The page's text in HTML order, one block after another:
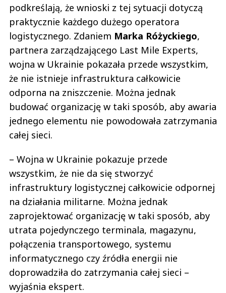
podkreślają, że wnioski z tej sytuacji dotyczą
praktycznie każdego dużego operatora
logistycznego. Zdaniem Marka Różyckiego,
partnera zarządzającego Last Mile Experts,
wojna w Ukrainie pokazała przede wszystkim,
że nie istnieje infrastruktura całkowicie
odporna na zniszczenie. Można jednak
budować organizację w taki sposób, aby awaria
jednego elementu nie powodowała zatrzymania
całej sieci.
– Wojna w Ukrainie pokazuje przede
wszystkim, że nie da się stworzyć
infrastruktury logistycznej całkowicie odpornej
na działania militarne. Można jednak
zaprojektować organizację w taki sposób, aby
utrata pojedynczego terminala, magazynu,
połączenia transportowego, systemu
informatycznego czy źródła energii nie
doprowadziła do zatrzymania całej sieci –
wyjaśnia ekspert.